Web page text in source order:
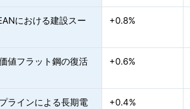
における建設スー
+0.8%
値フラット鋼の復活 +0.6%
ラインによる長期電
+0.4%